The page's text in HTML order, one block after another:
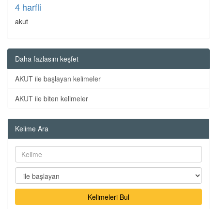
4 harfli
akut
Daha fazlasını keşfet
AKUT ile başlayan kelimeler
AKUT ile biten kelimeler
Kelime Ara
Kelimeleri Bul